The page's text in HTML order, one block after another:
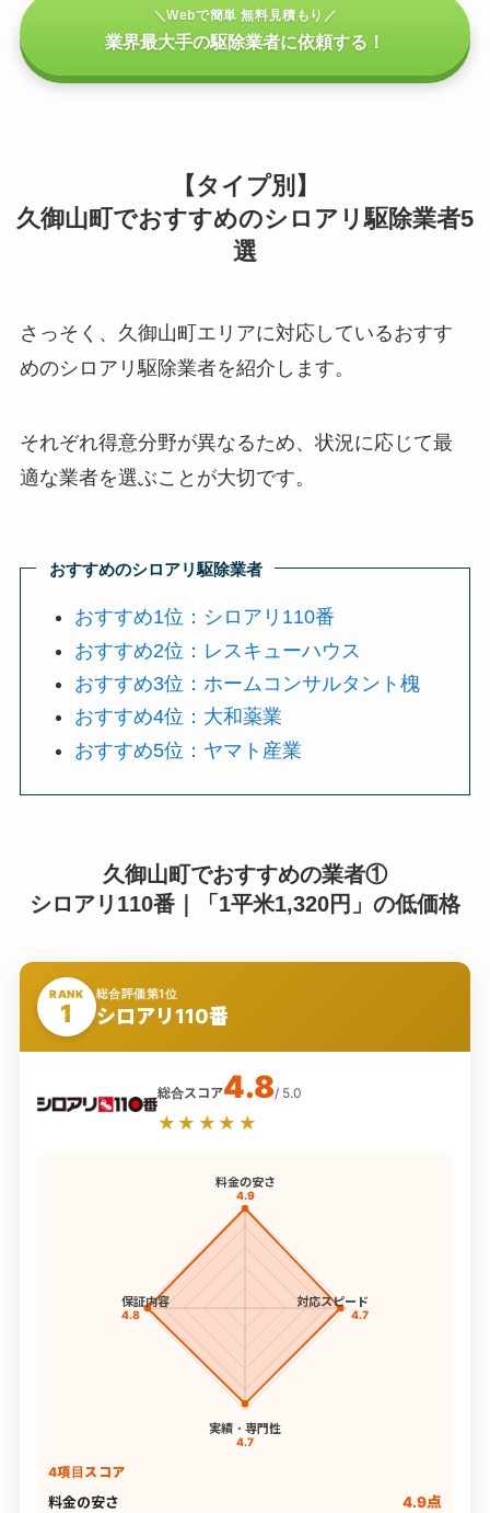
＼Webで簡単 無料見積もり／
業界最大手の駆除業者に依頼する！
【タイプ別】
久御山町でおすすめのシロアリ駆除業者5
選
さっそく、久御山町エリアに対応しているおすす
めのシロアリ駆除業者を紹介します。
それぞれ得意分野が異なるため、状況に応じて最
適な業者を選ぶことが大切です。
おすすめのシロアリ駆除業者
おすすめ1位：シロアリ110番
おすすめ2位：レスキューハウス
おすすめ3位：ホームコンサルタント槐
おすすめ4位：大和薬業
おすすめ5位：ヤマト産業
久御山町でおすすめの業者①
シロアリ110番｜「1平米1,320円」の低価格
RANK
1
総合評価第1位
シロアリ110番
総合スコア4.8/ 5.0
★★★★★
料金の安さ
4.9
対応スピード
4.7
実績・専門性
4.7
保証内容
4.8
4項目スコア
料金の安さ 4.9点